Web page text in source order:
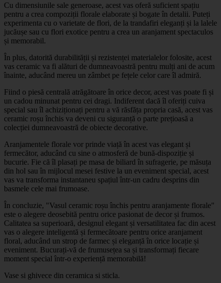
Cu dimensiunile sale generoase, acest vas oferă suficient spațiu
pentru a crea compoziții florale elaborate și bogate în detalii. Puteți
experimenta cu o varietate de flori, de la trandafiri eleganți și la lalele
jucăușe sau cu flori exotice pentru a crea un aranjament spectaculos
și memorabil.
În plus, datorită durabilității și rezistenței materialelor folosite, acest
vas ceramic va fi alături de dumneavoastră pentru mulți ani de acum
înainte, aducând mereu un zâmbet pe fețele celor care îl admiră.
Fiind o piesă centrală atrăgătoare în orice decor, acest vas poate fi și
un cadou minunat pentru cei dragi. Indiferent dacă îl oferiți cuiva
special sau îl achiziționați pentru a vă răsfăța propria casă, acest vas
ceramic roșu închis va deveni cu siguranță o parte prețioasă a
colecției dumneavoastră de obiecte decorative.
Aranjamentele florale vor prinde viață în acest vas elegant și
fermecător, aducând cu sine o atmosferă de bună-dispoziție și
bucurie. Fie că îl plasați pe masa de biliard în sufragerie, pe măsuța
din hol sau în mijlocul mesei festive la un eveniment special, acest
vas va transforma instantaneu spațiul într-un cadru desprins din
basmele cele mai frumoase.
În concluzie, "Vasul ceramic roșu închis pentru aranjamente florale"
este o alegere deosebită pentru orice pasionat de decor și frumos.
Calitatea sa superioară, designul elegant și versatilitatea fac din acest
vas o alegere inteligentă și fermecătoare pentru orice aranjament
floral, aducând un strop de farmec și eleganță în orice locație și
eveniment. Bucurați-vă de frumusețea sa și transformați fiecare
moment special într-o experiență memorabilă!
Vase si ghivece din ceramica si sticla.